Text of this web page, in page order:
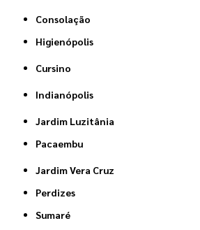
Consolação
Higienópolis
Cursino
Indianópolis
Jardim Luzitânia
Pacaembu
Jardim Vera Cruz
Perdizes
Sumaré